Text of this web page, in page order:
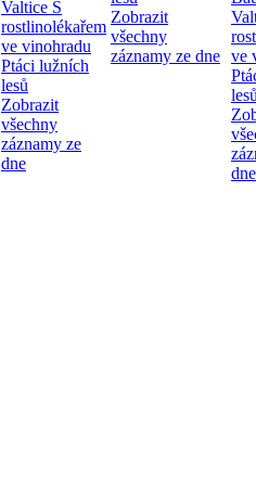
Valtice S
rostlinolékařem
ve vinohradu
Ptáci lužních
lesů
Zobrazit
všechny
záznamy ze
dne
Zobrazit
všechny
záznamy ze dne ve
dne